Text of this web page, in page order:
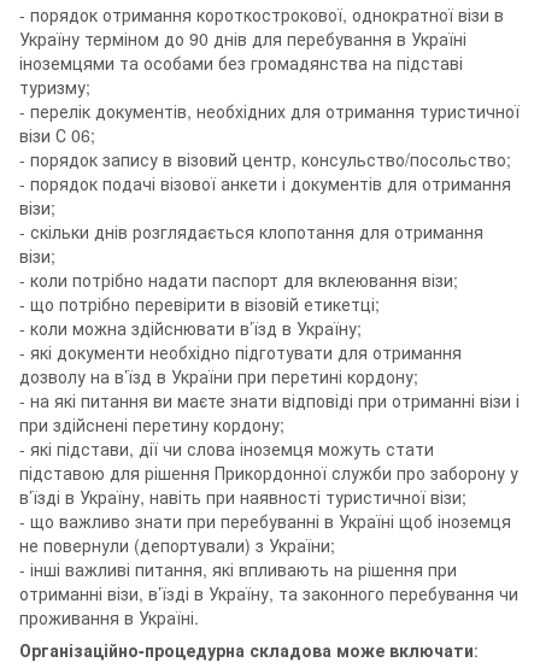
- порядок отримання короткострокової, однократної візи в
Україну терміном до 90 днів для перебування в Україні
іноземцями та особами без громадянства на підставі
туризму;
- перелік документів, необхідних для отримання туристичної
візи С 06;
- порядок запису в візовий центр, консульство/посольство;
- порядок подачі візової анкети і документів для отримання
візи;
- скільки днів розглядається клопотання для отримання
візи;
- коли потрібно надати паспорт для вклеювання візи;
- що потрібно перевірити в візовій етикетці;
- коли можна здійснювати в’їзд в Україну;
- які документи необхідно підготувати для отримання
дозволу на в’їзд в України при перетині кордону;
- на які питання ви маєте знати відповіді при отриманні візи і
при здійснені перетину кордону;
- які підстави, дії чи слова іноземця можуть стати
підставою для рішення Прикордонної служби про заборону у
в’їзді в Україну, навіть при наявності туристичної візи;
- що важливо знати при перебуванні в Україні щоб іноземця
не повернули (депортували) з України;
- інші важливі питання, які впливають на рішення при
отриманні візи, в’їзді в Україну, та законного перебування чи
проживання в Україні.
Організаційно-процедурна складова може включати: